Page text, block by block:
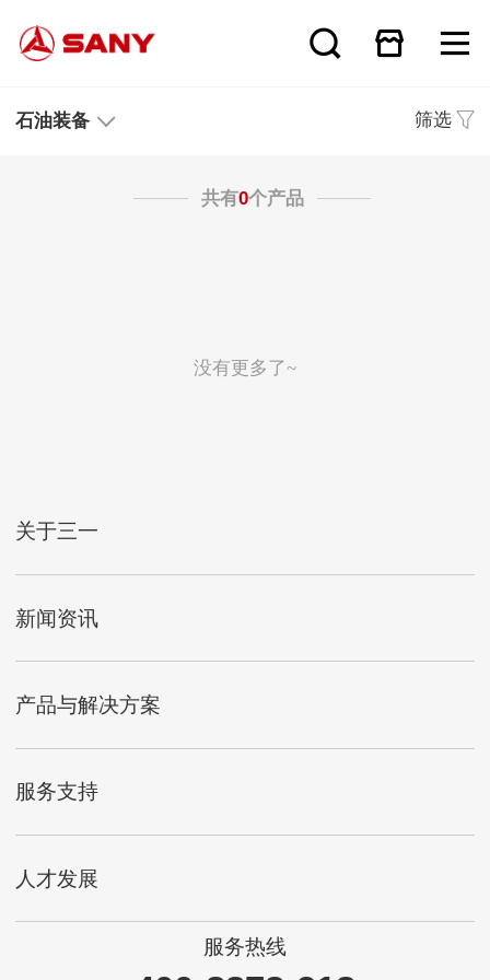
石油装备 筛选
共有0个产品
没有更多了~
关于三一
新闻资讯
产品与解决方案
服务支持
人才发展
服务热线